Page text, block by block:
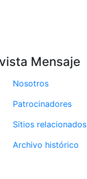
Mensaje
Nosotros
Patrocinadores
Sitios relacionados
Archivo histórico